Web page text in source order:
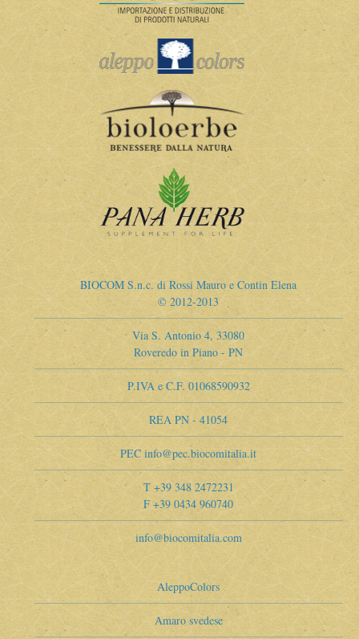
BIOCOM S.n.c. di Rossi Mauro e Contin Elena
© 2012-2013
Via S. Antonio 4, 33080
Roveredo in Piano - PN
P.IVA e C.F. 01068590932
REA PN - 41054
PEC info@pec.biocomitalia.it
T +39 348 2472231
F +39 0434 960740
info@biocomitalia.com
AleppoColors
Amaro svedese